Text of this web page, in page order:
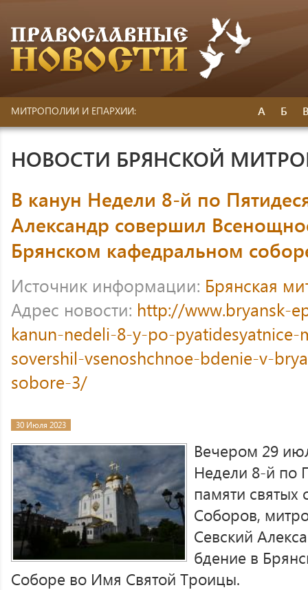
МИТРОПОЛИИ И ЕПАРХИИ: А Б
НОВОСТИ БРЯНСКОЙ
В канун Недели 8-й по
Александр совершил
Брянском кафедральном
Источник информации: Брянская
Адрес новости: http://www.bryansk-
kanun-nedeli-8-y-po-
sovershil-vsenoshchnoe-bdenie-v-
sobore-3/
30 Июля 2023
Вечером 29
Недели 8-й по
памяти святых
Соборов,
Севский
бдение в
Соборе во Имя Святой Троицы.